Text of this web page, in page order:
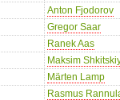
Anton Fjodorov
Gregor Saar
Ranek Aas
Maksim
Märten Lamp
Rasmus